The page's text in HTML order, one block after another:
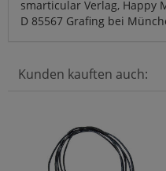
smarticular Verlag, Happy
D 85567 Grafing bei
Kunden kauften auch: